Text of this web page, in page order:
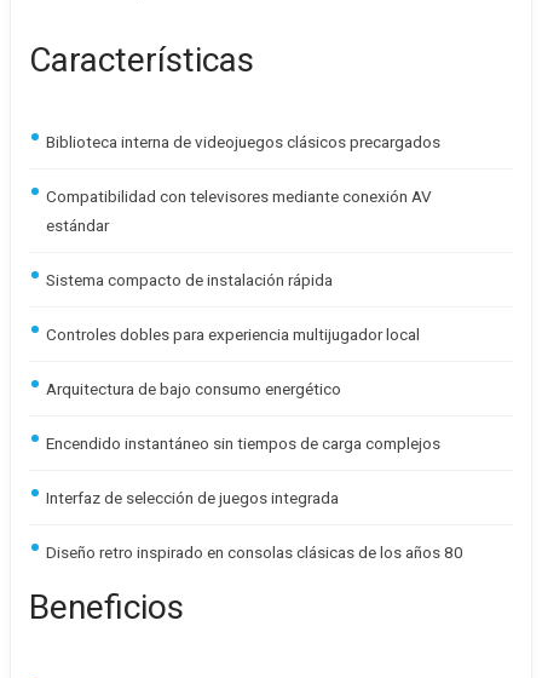
Características
Biblioteca interna de videojuegos clásicos precargados
Compatibilidad con televisores mediante conexión AV
estándar
Sistema compacto de instalación rápida
Controles dobles para experiencia multijugador local
Arquitectura de bajo consumo energético
Encendido instantáneo sin tiempos de carga complejos
Interfaz de selección de juegos integrada
Diseño retro inspirado en consolas clásicas de los años 80
Beneficios